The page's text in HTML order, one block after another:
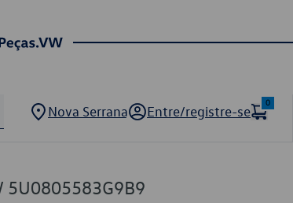
Nova Serrana Entre/registre-se
0
5U0805583G9B9